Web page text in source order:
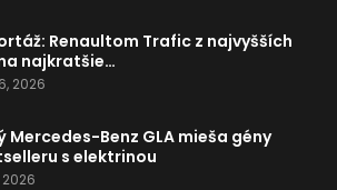
Renaultom Trafic z najvyšších
najkratšie…
2026
Mercedes-Benz GLA mieša gény
s elektrinou
2026